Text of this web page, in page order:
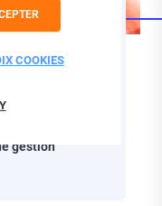
aux
gestion
COOKIES